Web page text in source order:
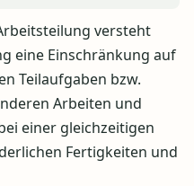
versteht
eine Einschränkung auf
Teilaufgaben bzw.
Arbeiten und
einer gleichzeitigen
Fertigkeiten und